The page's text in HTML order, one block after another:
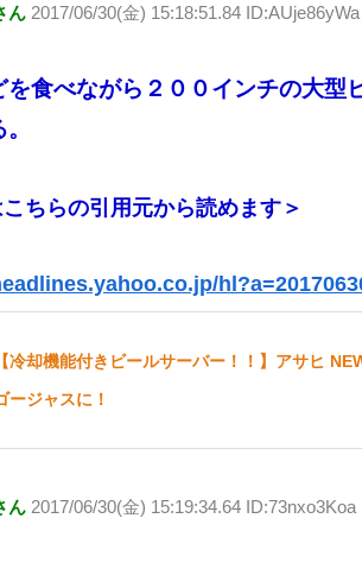
e
a
c
b
k
e
er
ot
ck
ん 2017/06/30(金) 15:18:51.84 ID:AUje86yWa
を食べながら２００インチの大型
こちらの引用元から読めます＞
【冷却機能付きビールサーバー！！】アサヒ
ージャスに！
ん 2017/06/30(金) 15:19:34.64 ID:73nxo3Koa